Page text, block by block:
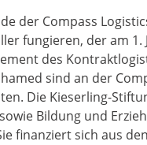
der Compass
fungieren, der am
des
sind an der
Die Kieserling-
Bildung und
finanziert sich aus